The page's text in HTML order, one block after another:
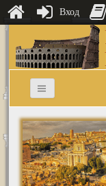
Вход